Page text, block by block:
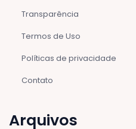
Transparência
Termos de Uso
Políticas de privacidade
Contato
Arquivos